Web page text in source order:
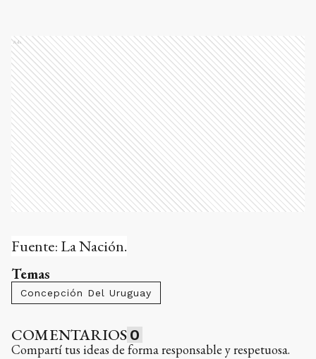
Ads
Fuente: La Nación.
Temas
Concepción Del Uruguay
COMENTARIOS 0
Compartí tus ideas de forma responsable y respetuosa.